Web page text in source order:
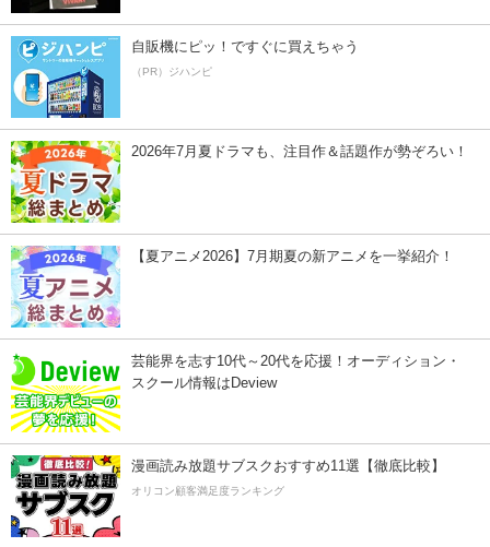
自販機にピッ！ですぐに買えちゃう
（PR）ジハンピ
2026年7月夏ドラマも、注目作＆話題作が勢ぞろい！
【夏アニメ2026】7月期夏の新アニメを一挙紹介！
芸能界を志す10代～20代を応援！オーディション・
スクール情報はDeview
漫画読み放題サブスクおすすめ11選【徹底比較】
オリコン顧客満足度ランキング